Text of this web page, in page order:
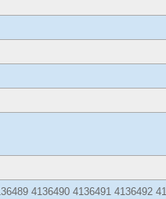
4136490 4136491 4136492